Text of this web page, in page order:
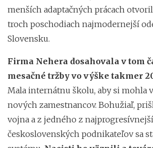
menších adaptačných prácach
troch poschodiach najmodernejší
Slovensku.
Firma Nehera dosahovala v tom
mesačné tržby vo výške takmer
Mala internátnu školu, aby si mohla
nových zamestnancov. Bohužiaľ,
vojna a z jedného z
československých podnikateľov sa